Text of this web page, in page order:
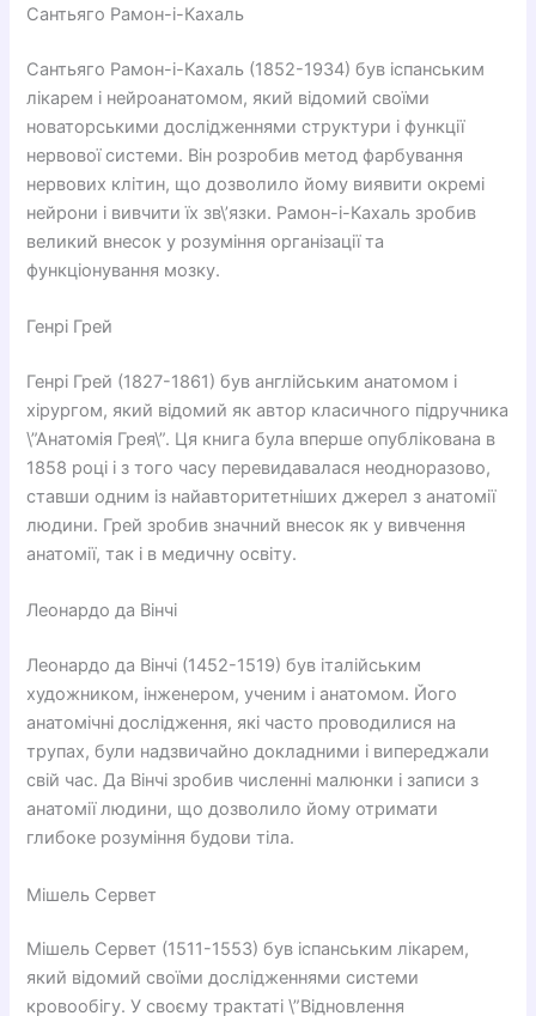
Сантьяго Рамон-і-Кахаль
Сантьяго Рамон-і-Кахаль (1852-1934) був іспанським
лікарем і нейроанатомом, який відомий своїми
новаторськими дослідженнями структури і функції
нервової системи. Він розробив метод фарбування
нервових клітин, що дозволило йому виявити окремі
нейрони і вивчити їх зв\’язки. Рамон-і-Кахаль зробив
великий внесок у розуміння організації та
функціонування мозку.
Генрі Грей
Генрі Грей (1827-1861) був англійським анатомом і
хірургом, який відомий як автор класичного підручника
\”Анатомія Грея\”. Ця книга була вперше опублікована в
1858 році і з того часу перевидавалася неодноразово,
ставши одним із найавторитетніших джерел з анатомії
людини. Грей зробив значний внесок як у вивчення
анатомії, так і в медичну освіту.
Леонардо да Вінчі
Леонардо да Вінчі (1452-1519) був італійським
художником, інженером, ученим і анатомом. Його
анатомічні дослідження, які часто проводилися на
трупах, були надзвичайно докладними і випереджали
свій час. Да Вінчі зробив численні малюнки і записи з
анатомії людини, що дозволило йому отримати
глибоке розуміння будови тіла.
Мішель Сервет
Мішель Сервет (1511-1553) був іспанським лікарем,
який відомий своїми дослідженнями системи
кровообігу. У своєму трактаті \”Відновлення